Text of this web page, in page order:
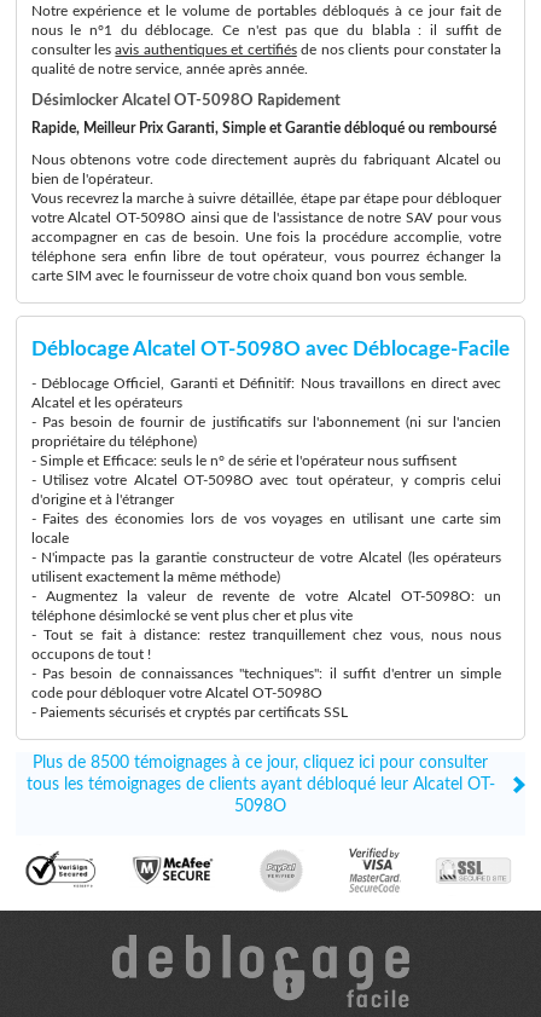
Notre expérience et le volume de portables débloqués à ce jour fait de
nous le n°1 du déblocage. Ce n'est pas que du blabla : il suffit de
consulter lesavis authentiques et certifiésde nos clients pour constater la
qualité de notre service, année après année.
Désimlocker Alcatel OT-5098O Rapidement
Rapide, Meilleur Prix Garanti, Simple et Garantie débloqué ou remboursé
Nous obtenons votre code directement auprès du fabriquant Alcatel ou
bien de l'opérateur.
Vous recevrez la marche à suivre détaillée, étape par étape pour débloquer
votre Alcatel OT-5098O ainsi que de l'assistance de notre SAV pour vous
accompagner en cas de besoin. Une fois la procédure accomplie, votre
téléphone sera enfin libre de tout opérateur, vous pourrez échanger la
carte SIM avec le fournisseur de votre choix quand bon vous semble.
Déblocage Alcatel OT-5098O avec Déblocage-Facile
- Déblocage Officiel, Garanti et Définitif: Nous travaillons en direct avec
Alcatel et les opérateurs
- Pas besoin de fournir de justificatifs sur l'abonnement (ni sur l'ancien
propriétaire du téléphone)
- Simple et Efficace: seuls le n° de série et l'opérateur nous suffisent
- Utilisez votre Alcatel OT-5098O avec tout opérateur, y compris celui
d'origine et à l'étranger
- Faites des économies lors de vos voyages en utilisant une carte sim
locale
- N'impacte pas la garantie constructeur de votre Alcatel (les opérateurs
utilisent exactement la même méthode)
- Augmentez la valeur de revente de votre Alcatel OT-5098O: un
téléphone désimlocké se vent plus cher et plus vite
- Tout se fait à distance: restez tranquillement chez vous, nous nous
occupons de tout !
- Pas besoin de connaissances "techniques": il suffit d'entrer un simple
code pour débloquer votre Alcatel OT-5098O
- Paiements sécurisés et cryptés par certificats SSL
Plus de 8500 témoignages à ce jour, cliquez ici pour consulter
tous les témoignages de clients ayant débloqué leur Alcatel OT-
5098O